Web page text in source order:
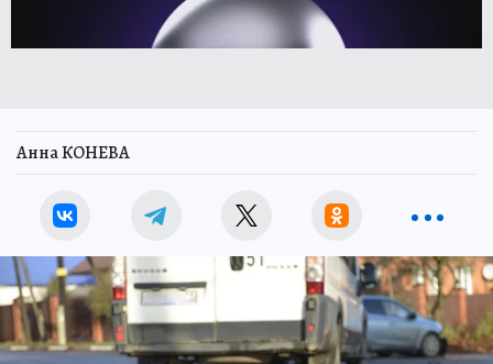
Анна КОНЕВА